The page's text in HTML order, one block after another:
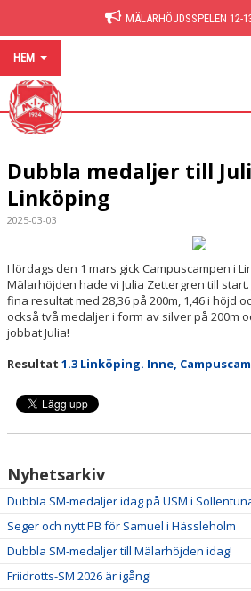
MÄLARHÖJDSSPELEN 12-
HEM
HEM
NYHETER
BILDGALLERI
HITTA PÅ SIDAN
Dubbla medaljer till
Linköping
2025-03-03
I lördags den 1 mars gick Campuscampen i
Mälarhöjden hade vi Julia Zettergren till
fina resultat med 28,36 på 200m, 1,46 i höjd
också två medaljer i form av silver på 200m
jobbat Julia!
Resultat 1.3 Linköping. Inne,
Nyhetsarkiv
Dubbla SM-medaljer idag på USM i
Seger och nytt PB för Samuel i Hässleholm
Dubbla SM-medaljer till Mälarhöjden idag!
Friidrotts-SM 2026 är igång!